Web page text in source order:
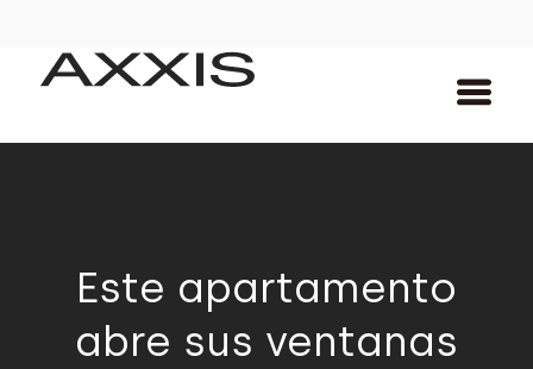
Este apartamento
abre sus ventanas